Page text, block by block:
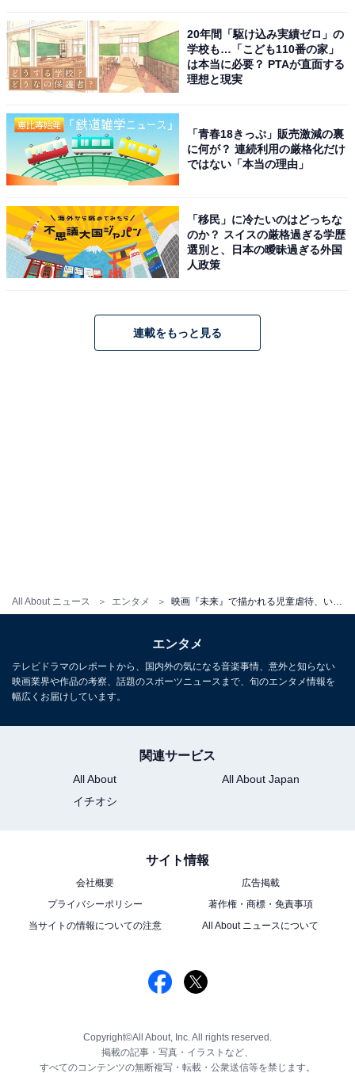
All About ニュース エンタメ 映画『未来』で描かれる児童虐待、いじめ……注意が必要な点と、どうしても気になったこと。それでも見てほしい理由は
20年間「駆け込み実績ゼロ」の
学校も…「こども110番の家」
は本当に必要？ PTAが直面する
理想と現実
「青春18きっぷ」販売激減の裏
に何が？ 連続利用の厳格化だけ
ではない「本当の理由」
「移民」に冷たいのはどっちな
のか？ スイスの厳格過ぎる学歴
選別と、日本の曖昧過ぎる外国
人政策
連載をもっと見る
エンタメ
テレビドラマのレポートから、国内外の気になる音楽事情、意外と知らない
映画業界や作品の考察、話題のスポーツニュースまで、旬のエンタメ情報を
幅広くお届けしています。
関連サービス
All About
All About Japan
イチオシ
サイト情報
会社概要
広告掲載
プライバシーポリシー
著作権・商標・免責事項
当サイトの情報についての注意
All About ニュースについて
Copyright©All About, Inc. All rights reserved.
掲載の記事・写真・イラストなど、
すべてのコンテンツの無断複写・転載・公衆送信等を禁じます。